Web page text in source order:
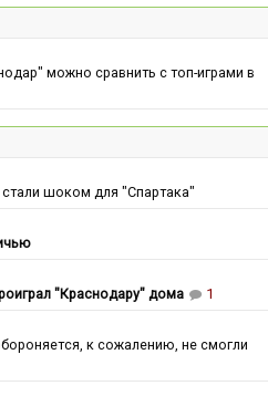
можно сравнить с топ-играми в
шоком для "Спартака"
"Краснодару" дома 1
к сожалению, не смогли